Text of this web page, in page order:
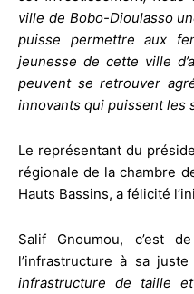
ville de Bobo-Dioulasso
puisse permettre aux
jeunesse de cette ville
peuvent se retrouver
innovants qui puissent les
Le représentant du
régionale de la chambre
Hauts Bassins, a félicité
Salif Gnoumou, c’est
l’infrastructure à sa
infrastructure de taille